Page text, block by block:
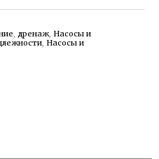
, дренаж, Насосы и
, Насосы и